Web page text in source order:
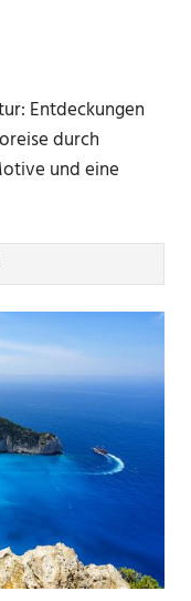
Entdeckungen
durch
und eine